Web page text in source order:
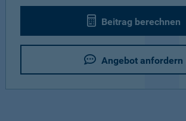
Beitrag berechnen
Angebot anfordern